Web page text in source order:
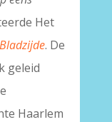
Het
. De
geleid
Haarlem